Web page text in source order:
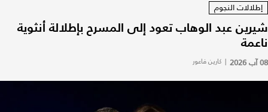
إطلالات النجوم
شيرين عبد الوهاب تعود إلى المسرح بإطلالة أنثوية
ناعمة
08 آب 2026 | كارين فاعور